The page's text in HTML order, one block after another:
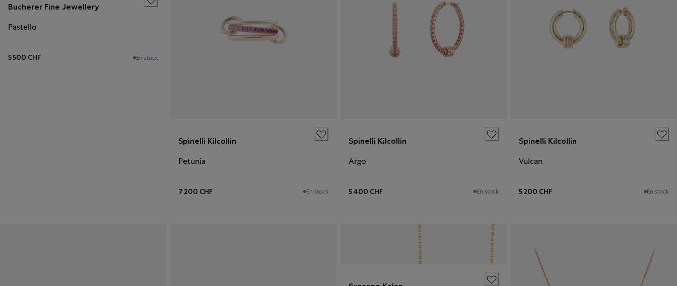
Bucherer Fine Jewellery
Pastello
5 500 CHF En stock
Spinelli Kilcollin
Petunia
7 200 CHF En stock
Spinelli Kilcollin
Argo
5 400 CHF En stock
Spinelli Kilcollin
Vulcan
5 200 CHF En stock